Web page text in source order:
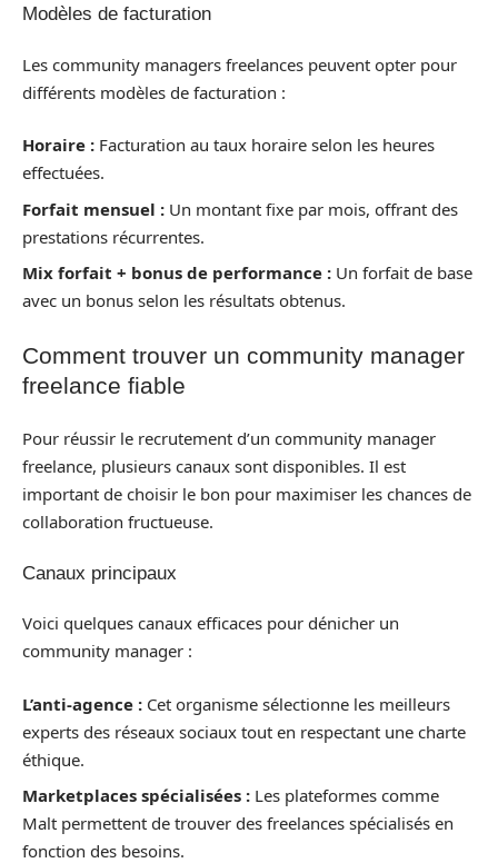
Modèles de facturation
Les community managers freelances peuvent opter pour
différents modèles de facturation :
Horaire : Facturation au taux horaire selon les heures
effectuées.
Forfait mensuel : Un montant fixe par mois, offrant des
prestations récurrentes.
Mix forfait + bonus de performance : Un forfait de base
avec un bonus selon les résultats obtenus.
Comment trouver un community manager
freelance fiable
Pour réussir le recrutement d’un community manager
freelance, plusieurs canaux sont disponibles. Il est
important de choisir le bon pour maximiser les chances de
collaboration fructueuse.
Canaux principaux
Voici quelques canaux efficaces pour dénicher un
community manager :
L’anti-agence : Cet organisme sélectionne les meilleurs
experts des réseaux sociaux tout en respectant une charte
éthique.
Marketplaces spécialisées : Les plateformes comme
Malt permettent de trouver des freelances spécialisés en
fonction des besoins.